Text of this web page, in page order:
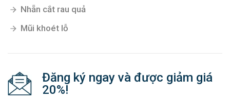
Nhẵn cắt rau quả
Mũi khoét lỗ
Đăng ký ngay và được giảm giá
20%!